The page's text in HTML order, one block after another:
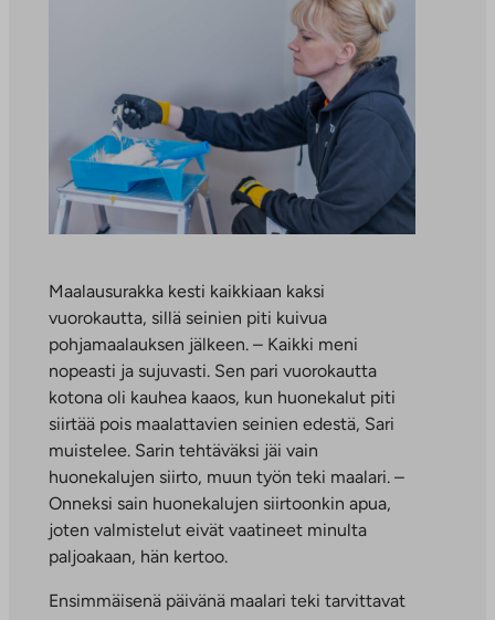
Maalausurakka kesti kaikkiaan kaksi
vuorokautta, sillä seinien piti kuivua
pohjamaalauksen jälkeen. – Kaikki meni
nopeasti ja sujuvasti. Sen pari vuorokautta
kotona oli kauhea kaaos, kun huonekalut piti
siirtää pois maalattavien seinien edestä, Sari
muistelee. Sarin tehtäväksi jäi vain
huonekalujen siirto, muun työn teki maalari. –
Onneksi sain huonekalujen siirtoonkin apua,
joten valmistelut eivät vaatineet minulta
paljoakaan, hän kertoo.
Ensimmäisenä päivänä maalari teki tarvittavat